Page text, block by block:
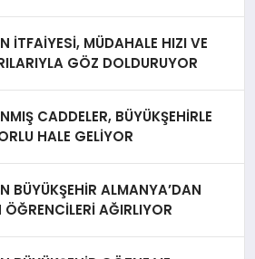
İTFAİYESİ, MÜDAHALE HIZI VE
GÖZ DOLDURUYOR
CADDELER, BÜYÜKŞEHİRLE
HALE GELİYOR
BÜYÜKŞEHİR ALMANYA’DAN
ÖĞRENCİLERİ AĞIRLIYOR